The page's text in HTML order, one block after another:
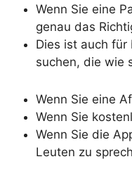
Wenn Sie eine
genau das
Dies ist auch für
suchen, die wie
Wenn Sie eine
Wenn Sie
Wenn Sie die
Leuten zu